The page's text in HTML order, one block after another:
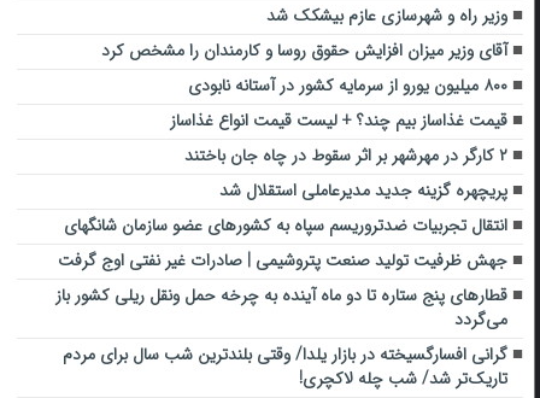
وزیر راه و شهرسازی عازم بیشکک شد
آقای وزیر میزان افزایش حقوق روسا و کارمندان را مشخص کرد
۸۰۰ میلیون یورو از سرمایه کشور در آستانه نابودی
قیمت غذاساز بیم چند؟ + لیست قیمت انواع غذاساز
۲ کارگر در مهرشهر بر اثر سقوط در چاه جان باختند
پریچهره گزینه جدید مدیرعاملی استقلال شد
انتقال تجربیات ضدتروریسم سپاه به کشورهای عضو سازمان شانگهای
جهش ظرفیت تولید صنعت پتروشیمی | صادرات غیر نفتی اوج گرفت
قطارهای پنج ستاره تا دو ماه آینده به چرخه حمل ونقل ریلی کشور باز
می‌گردد
گرانی افسارگسیخته در بازار یلدا/ وقتی بلندترین شب سال برای مردم
تاریک‌تر شد‌/ شب چله لاکچری!